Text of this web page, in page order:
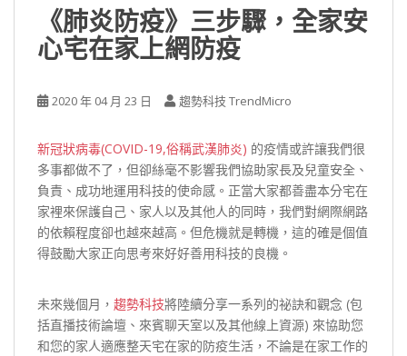
《肺炎防疫》三步驟，全家安
心宅在家上網防疫
2020 年 04 月 23 日 趨勢科技 TrendMicro
新冠狀病毒(COVID-19,俗稱武漢肺炎) 的疫情或許讓我們很
多事都做不了，但卻絲毫不影響我們協助家長及兒童安全、
負責、成功地運用科技的使命感。正當大家都善盡本分宅在
家裡來保護自己、家人以及其他人的同時，我們對網際網路
的依賴程度卻也越來越高。但危機就是轉機，這的確是個值
得鼓勵大家正向思考來好好善用科技的良機。
未來幾個月， 趨勢科技將陸續分享一系列的祕訣和觀念 (包
括直播技術論壇、來賓聊天室以及其他線上資源) 來協助您
和您的家人適應整天宅在家的防疫生活，不論是在家工作的